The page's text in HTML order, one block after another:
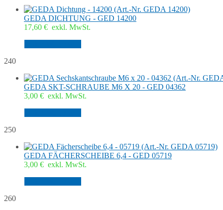
GEDA DICHTUNG - GED 14200
17,60 € exkl. MwSt.
240
GEDA SKT-SCHRAUBE M6 X 20 - GED 04362
3,00 € exkl. MwSt.
250
GEDA FÄCHERSCHEIBE 6,4 - GED 05719
3,00 € exkl. MwSt.
260